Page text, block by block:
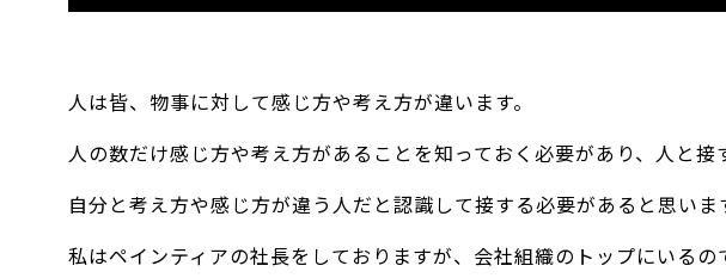
人は皆、物事に対して感じ方や考え方が違います。
人の数だけ感じ方や考え方があることを知っておく必要があり、人と接
自分と考え方や感じ方が違う人だと認識して接する必要があると思いま
私はペインティアの社長をしておりますが、会社組織のトップにいるの